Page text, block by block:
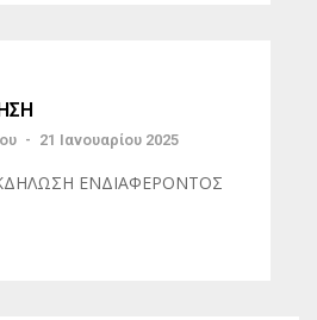
- 21 Ιανουαρίου 2025
ΕΝΔΙΑΦΕΡΟΝΤΟΣ